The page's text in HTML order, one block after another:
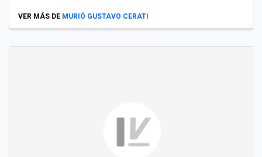
VER MÁS DE MURIÓ GUSTAVO CERATI